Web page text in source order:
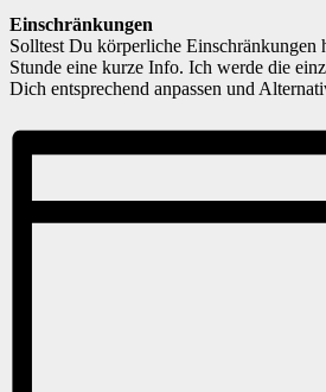
Einschränkungen
Solltest Du körperliche Einschränkungen
Stunde eine kurze Info. Ich werde die
Dich entsprechend anpassen und